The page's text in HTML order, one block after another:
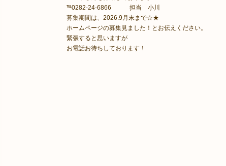
℡0282-24-6866 担当 小川
募集期間は、2026.9月末まで☆★
ホームページの募集見ました！とお伝えください。
緊張すると思いますが
お電話お待ちしております！